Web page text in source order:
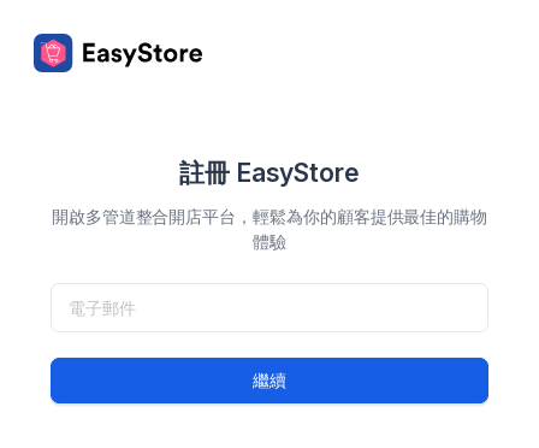
註冊 EasyStore
開啟多管道整合開店平台，輕鬆為你的顧客提供最佳的購物
體驗
繼續